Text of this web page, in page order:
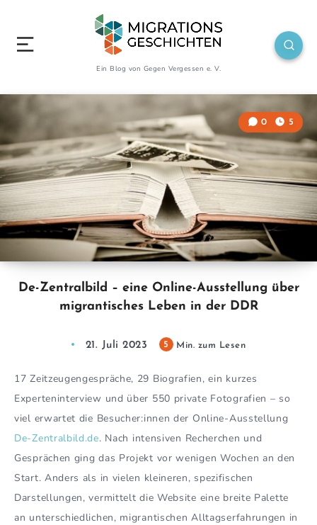
Ein Blog von Gegen Vergessen e. V.
De-Zentralbild – eine Online-Ausstellung über
migrantisches Leben in der DDR
0 5
21. Juli 2023 5 Min. zum Lesen
17 Zeitzeugengespräche, 29 Biografien, ein kurzes
Experteninterview und über 550 private Fotografien – so
viel erwartet die Besucher:innen der Online-Ausstellung
De-Zentralbild.de. Nach intensiven Recherchen und
Gesprächen ging das Projekt vor wenigen Wochen an den
Start. Anders als in vielen kleineren, spezifischen
Darstellungen, vermittelt die Website eine breite Palette
an unterschiedlichen, migrantischen Alltagserfahrungen in